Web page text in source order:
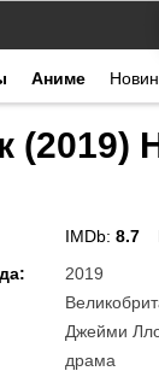
Аниме
(2019)
IMDb: 8.7
:
2019
Джейми
драма